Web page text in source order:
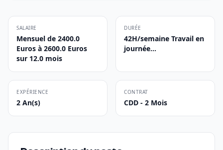
SALAIRE
Mensuel de 2400.0
Euros à 2600.0 Euros
sur 12.0 mois
DURÉE
42H/semaine Travail en
journée...
EXPÉRIENCE
2 An(s)
CONTRAT
CDD - 2 Mois